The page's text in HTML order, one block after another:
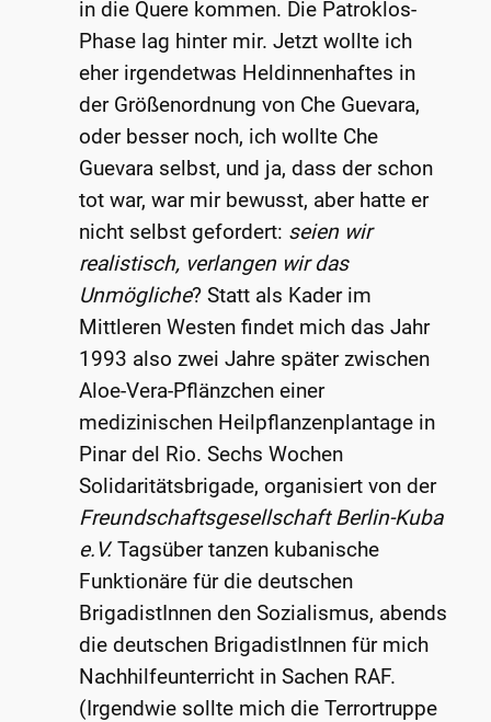
in die Quere kommen. Die Patroklos-
Phase lag hinter mir. Jetzt wollte ich
eher irgendetwas Heldinnenhaftes in
der Größenordnung von Che Guevara,
oder besser noch, ich wollte Che
Guevara selbst, und ja, dass der schon
tot war, war mir bewusst, aber hatte er
nicht selbst gefordert: seien wir
realistisch, verlangen wir das
Unmögliche? Statt als Kader im
Mittleren Westen findet mich das Jahr
1993 also zwei Jahre später zwischen
Aloe-Vera-Pflänzchen einer
medizinischen Heilpflanzenplantage in
Pinar del Rio. Sechs Wochen
Solidaritätsbrigade, organisiert von der
Freundschaftsgesellschaft Berlin-Kuba
e.V.Tagsüber tanzen kubanische
Funktionäre für die deutschen
BrigadistInnen den Sozialismus, abends
die deutschen BrigadistInnen für mich
Nachhilfeunterricht in Sachen RAF.
(Irgendwie sollte mich die Terrortruppe